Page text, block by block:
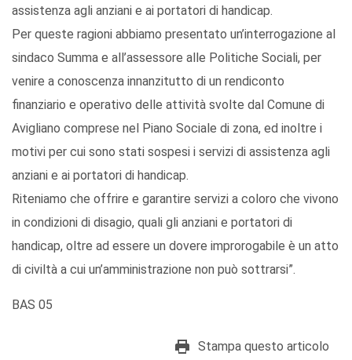
assistenza agli anziani e ai portatori di handicap.
Per queste ragioni abbiamo presentato un’interrogazione al
sindaco Summa e all’assessore alle Politiche Sociali, per
venire a conoscenza innanzitutto di un rendiconto
finanziario e operativo delle attività svolte dal Comune di
Avigliano comprese nel Piano Sociale di zona, ed inoltre i
motivi per cui sono stati sospesi i servizi di assistenza agli
anziani e ai portatori di handicap.
Riteniamo che offrire e garantire servizi a coloro che vivono
in condizioni di disagio, quali gli anziani e portatori di
handicap, oltre ad essere un dovere improrogabile è un atto
di civiltà a cui un’amministrazione non può sottrarsi”.
BAS 05
Stampa questo articolo